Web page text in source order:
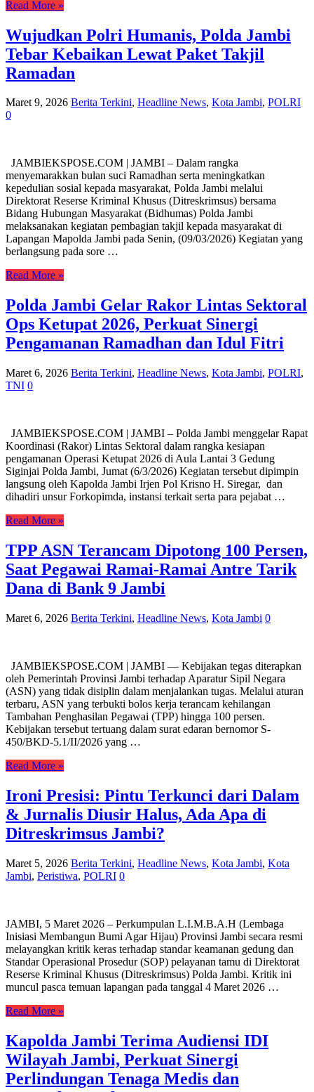
Read More »
Wujudkan Polri Humanis, Polda Jambi
Tebar Kebaikan Lewat Paket Takjil
Ramadan
Maret 9, 2026 Berita Terkini, Headline News, Kota Jambi, POLRI
0
JAMBIEKSPOSE.COM | JAMBI – Dalam rangka
menyemarakkan bulan suci Ramadhan serta meningkatkan
kepedulian sosial kepada masyarakat, Polda Jambi melalui
Direktorat Reserse Kriminal Khusus (Ditreskrimsus) bersama
Bidang Hubungan Masyarakat (Bidhumas) Polda Jambi
melaksanakan kegiatan pembagian takjil kepada masyarakat di
Lapangan Mapolda Jambi pada Senin, (09/03/2026) Kegiatan yang
berlangsung pada sore …
Read More »
Polda Jambi Gelar Rakor Lintas Sektoral
Ops Ketupat 2026, Perkuat Sinergi
Pengamanan Ramadhan dan Idul Fitri
Maret 6, 2026 Berita Terkini, Headline News, Kota Jambi, POLRI,
TNI 0
JAMBIEKSPOSE.COM | JAMBI – Polda Jambi menggelar Rapat
Koordinasi (Rakor) Lintas Sektoral dalam rangka kesiapan
pengamanan Operasi Ketupat 2026 di Aula Lantai 3 Gedung
Siginjai Polda Jambi, Jumat (6/3/2026) Kegiatan tersebut dipimpin
langsung oleh Kapolda Jambi Irjen Pol Krisno H. Siregar, dan
dihadiri unsur Forkopimda, instansi terkait serta para pejabat …
Read More »
TPP ASN Terancam Dipotong 100 Persen,
Saat Pegawai Ramai-Ramai Antre Tarik
Dana di Bank 9 Jambi
Maret 6, 2026 Berita Terkini, Headline News, Kota Jambi 0
JAMBIEKSPOSE.COM | JAMBI — Kebijakan tegas diterapkan
oleh Pemerintah Provinsi Jambi terhadap Aparatur Sipil Negara
(ASN) yang tidak disiplin dalam menjalankan tugas. Melalui aturan
terbaru, ASN yang terbukti bolos kerja terancam kehilangan
Tambahan Penghasilan Pegawai (TPP) hingga 100 persen.
Kebijakan tersebut tertuang dalam surat edaran bernomor S-
450/BKD-5.1/II/2026 yang …
Read More »
Ironi Presisi: Pintu Terkunci dari Dalam
& Jurnalis Diusir Halus, Ada Apa di
Ditreskrimsus Jambi?
Maret 5, 2026 Berita Terkini, Headline News, Kota Jambi, Kota
Jambi, Peristiwa, POLRI 0
JAMBI, 5 Maret 2026 – Perkumpulan L.I.M.B.A.H (Lembaga
Inisiasi Membangun Bumi Agar Hijau) Provinsi Jambi secara resmi
melayangkan kritik keras terhadap standar keamanan gedung dan
Standar Operasional Prosedur (SOP) pelayanan tamu di Direktorat
Reserse Kriminal Khusus (Ditreskrimsus) Polda Jambi. Kritik ini
muncul pasca temuan lapangan pada tanggal 4 Maret 2026 …
Read More »
Kapolda Jambi Terima Audiensi IDI
Wilayah Jambi, Perkuat Sinergi
Perlindungan Tenaga Medis dan